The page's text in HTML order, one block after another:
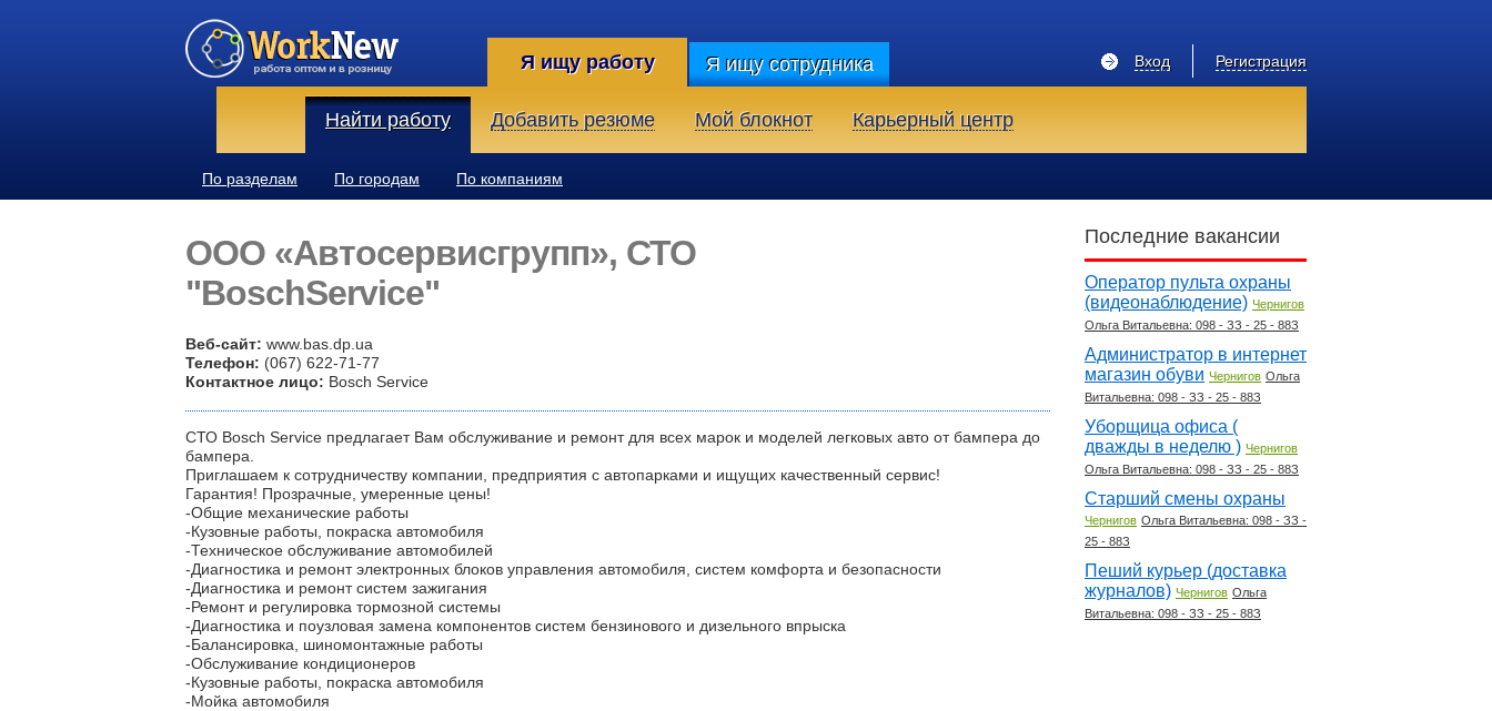
Я ищу работу Я ищу сотрудника Регистрация
Вход
Найти работу Добавить резюме Мой блокнот Карьерный центр
По разделам По городам По компаниям
ООО «Автосервисгрупп», СТО
"BoschService"
Веб-сайт: www.bas.dp.ua
Телефон: (067) 622-71-77
Контактное лицо: Bosch Service
СТО Bosch Service предлагает Вам обслуживание и ремонт для всех марок и моделей легковых авто от бампера до
бампера.
Приглашаем к сотрудничеству компании, предприятия с автопарками и ищущих качественный сервис!
Гарантия! Прозрачные, умеренные цены!
-Общие механические работы
-Кузовные работы, покраска автомобиля
-Техническое обслуживание автомобилей
-Диагностика и ремонт электронных блоков управления автомобиля, систем комфорта и безопасности
-Диагностика и ремонт систем зажигания
-Ремонт и регулировка тормозной системы
-Диагностика и поузловая замена компонентов систем бензинового и дизельного впрыска
-Балансировка, шиномонтажные работы
-Обслуживание кондиционеров
-Кузовные работы, покраска автомобиля
-Мойка автомобиля
Последние вакансии
Оператор пульта охраны
(видеонаблюдение) Чернигов
Ольга Витальевна: 098 - ЗЗ - 25 - 88З
Администратор в интернет
магазин обуви Чернигов Ольга
Витальевна: 098 - ЗЗ - 25 - 88З
Уборщица офиса (
дважды в неделю ) Чернигов
Ольга Витальевна: 098 - ЗЗ - 25 - 88З
Старший смены охраны
Чернигов Ольга Витальевна: 098 - ЗЗ -
25 - 88З
Пеший курьер (доставка
журналов) Чернигов Ольга
Витальевна: 098 - ЗЗ - 25 - 88З